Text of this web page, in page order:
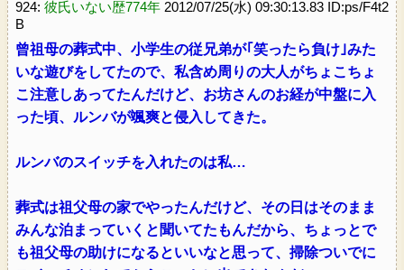
924: 彼氏いない歴774年 2012/07/25(水) 09:30:13.83 ID:ps/F4t2
B
曾祖母の葬式中、小学生の従兄弟が｢笑ったら負け｣みた
いな遊びをしてたので、私含め周りの大人がちょこちょ
こ注意しあってたんだけど、お坊さんのお経が中盤に入
った頃、ルンバが颯爽と侵入してきた。
ルンバのスイッチを入れたのは私…
葬式は祖父母の家でやったんだけど、その日はそのまま
みんな泊まっていくと聞いてたもんだから、ちょっとで
も祖父母の助けになるといいなと思って、掃除ついでに